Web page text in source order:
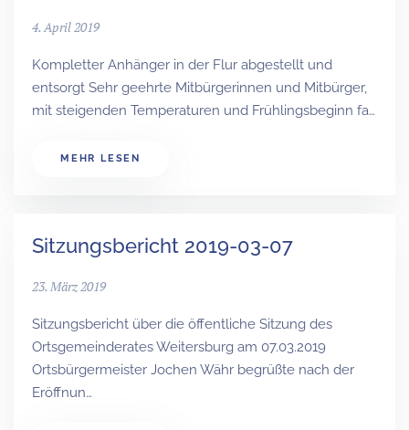
4. April 2019
Kompletter Anhänger in der Flur abgestellt und
entsorgt Sehr geehrte Mitbürgerinnen und Mitbürger,
mit steigenden Temperaturen und Frühlingsbeginn fa…
MEHR LESEN
Sitzungsbericht 2019-03-07
23. März 2019
Sitzungsbericht über die öffentliche Sitzung des
Ortsgemeinderates Weitersburg am 07.03.2019
Ortsbürgermeister Jochen Währ begrüßte nach der
Eröffnun…